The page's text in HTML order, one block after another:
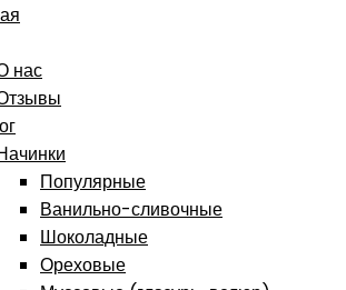
нас
Популярные
Ванильно-сливочные
Шоколадные
Ореховые